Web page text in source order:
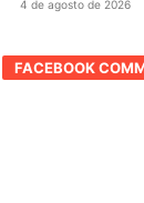
4 de agosto de 2026
FACEBOOK